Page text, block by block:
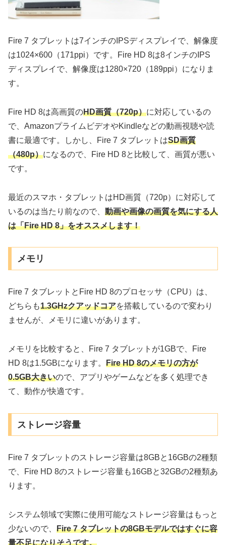
Fire 7 タブレットは7インチのIPSディスプレイで、解像度
は1024×600（171ppi）です。Fire HD 8は8インチのIPS
ディスプレイで、解像度は1280×720（189ppi）になりま
す。
Fire HD 8は高画質のHD画質（720p）に対応しているの
で、AmazonプライムビデオやKindleなどの動画視聴や読
書に最適です。しかし、Fire 7 タブレットはSD画質
（480p）になるので、Fire HD 8と比較して、画質が悪い
です。
最近のスマホ・タブレットはHD画質（720p）に対応して
いるのは当たり前なので、 動画や画像の画質を気にする人
は「Fire HD 8」をオススメします！
メモリ
Fire 7 タブレットとFire HD 8のプロセッサ（CPU）は、
どちらも1.3GHzクアッドコアを搭載しているので変わり
ませんが、メモリに違いがあります。
メモリを比較すると、Fire 7 タブレットが1GBで、Fire
HD 8は1.5GBになります。 Fire HD 8のメモリの方が
0.5GB大きいので、アプリやゲームなどを多く処理でき
て、動作が快適です。
ストレージ容量
Fire 7 タブレットのストレージ容量は8GBと16GBの2種類
で、Fire HD 8のストレージ容量も16GBと32GBの2種類あ
ります。
システム領域で実際に使用可能なストレージ容量はもっと
少ないので、 Fire 7 タブレットの8GBモデルではすぐに容
量不足になりそうです。